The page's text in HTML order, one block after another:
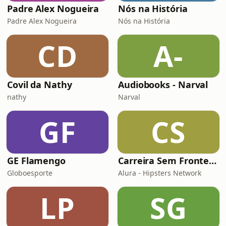
Padre Alex Nogueira
Padre Alex Nogueira
Nós na História
Nós na História
CD
Covil da Nathy
nathy
A-
Audiobooks - Narval
Narval
GF
GE Flamengo
Globoesporte
CS
Carreira Sem Fronteiras
Alura - Hipsters Network
LP SG